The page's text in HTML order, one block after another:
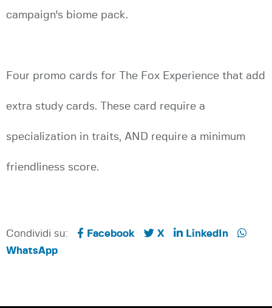
campaign's biome pack.
Four promo cards for The Fox Experience that add
extra study cards. These card require a
specialization in traits, AND require a minimum
friendliness score.
Condividi su: Facebook X
LinkedIn
WhatsApp